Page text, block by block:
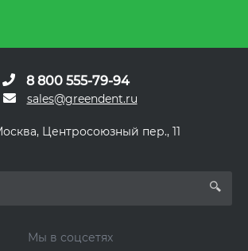
8 800 555-79-94
sales@greendent.ru
Центросоюзный пер., 11
Мы в соцсетях